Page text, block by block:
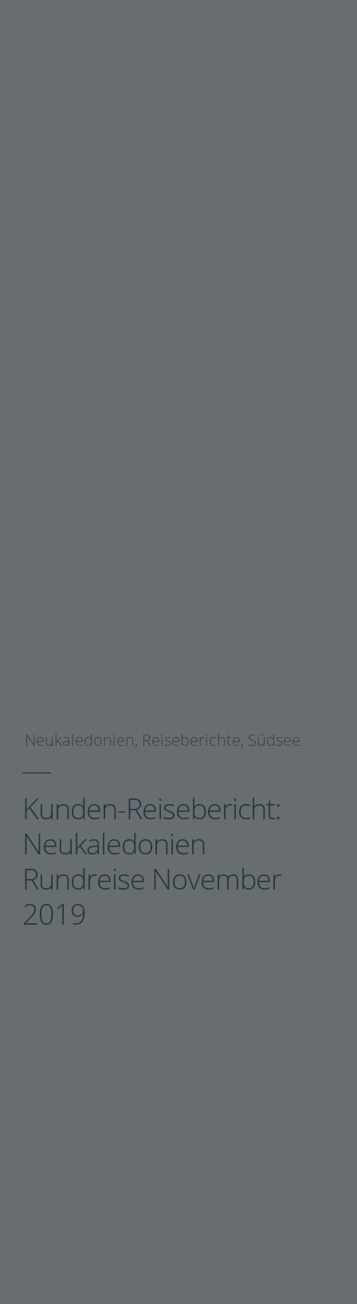
Neukaledonien, Reiseberichte, Südsee
Kunden-Reisebericht:
Neukaledonien
Rundreise November
2019